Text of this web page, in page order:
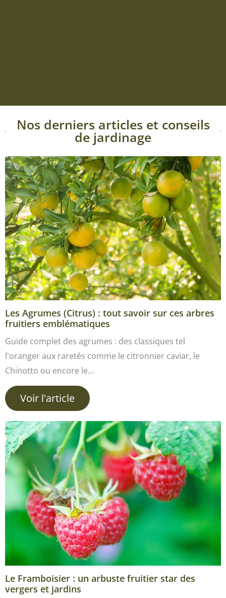
Nos derniers articles et conseils
de jardinage
Les Agrumes (Citrus) : tout savoir sur ces arbres
fruitiers emblématiques
Guide complet des agrumes : des classiques tel
l'oranger aux raretés comme le citronnier caviar, le
Chinotto ou encore le…
Voir l'article
Le Framboisier : un arbuste fruitier star des
vergers et jardins